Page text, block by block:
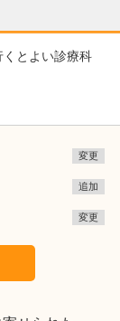
とよい診療科
変更
追加
変更